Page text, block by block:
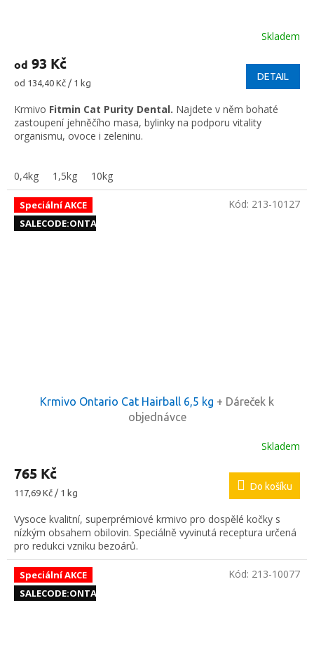
Skladem
od 93 Kč
Měrná
od 134,40 Kč / 1 kg
DETAIL
Krmivo Fitmin Cat Purity Dental. Najdete v něm bohaté
zastoupení jehněčího masa, bylinky na podporu vitality
organismu, ovoce i zeleninu.
0,4kg 1,5kg 10kg
Speciální AKCE
SALECODE:ONTAR10:10:%
Krmivo Ontario Cat Hairball 6,5 kg + Dáreček k
objednávce
Skladem
765 Kč
Měrná
117,69 Kč / 1 kg
Do košíku
Vysoce kvalitní, superprémiové krmivo pro dospělé kočky s
nízkým obsahem obilovin. Speciálně vyvinutá receptura určená
pro redukci vzniku bezoárů.
Kód: 213-10127
Speciální AKCE
SALECODE:ONTAR10:10:%
Kód: 213-10077